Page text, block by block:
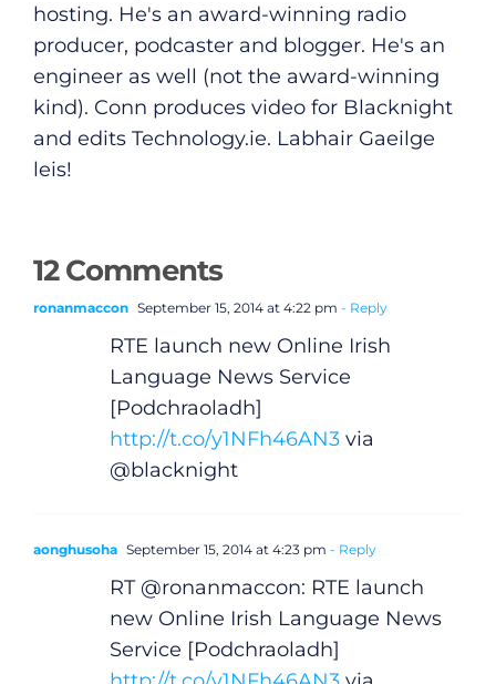
hosting. He's an award-winning radio
producer, podcaster and blogger. He's an
engineer as well (not the award-winning
kind). Conn produces video for Blacknight
and edits Technology.ie. Labhair Gaeilge
leis!
12 Comments
ronanmaccon September 15, 2014 at 4:22 pm - Reply
RTE launch new Online Irish
Language News Service
[Podchraoladh]
http://t.co/y1NFh46AN3via
@blacknight
aonghusoha September 15, 2014 at 4:23 pm - Reply
RT @ronanmaccon: RTE launch
new Online Irish Language News
Service [Podchraoladh]
General
Podcasts
Video
Gaeilge
Submit News